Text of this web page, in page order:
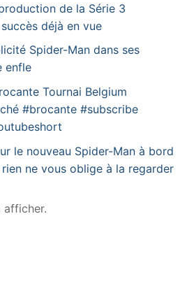
de la Série 3
déjà en vue
Spider-Man dans ses
enfle
Tournai Belgium
#brocante #subscribe
le nouveau Spider-Man à bord
ne vous oblige à la regarder
afficher.